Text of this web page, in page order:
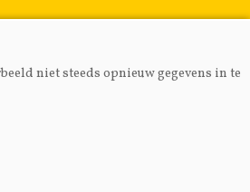
niet steeds opnieuw gegevens in te